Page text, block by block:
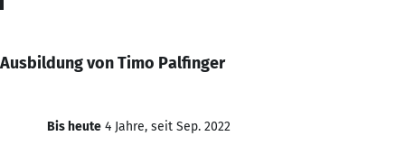
Ausbildung von Timo Palfinger
Bis heute 4 Jahre, seit Sep. 2022